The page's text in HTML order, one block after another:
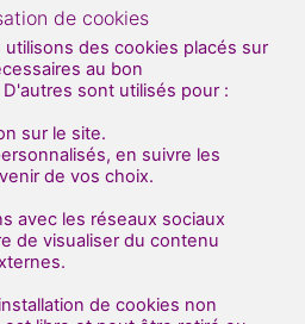
Contacts
04 92 52 27 56
07 81 70 70 71
de déménager au sud de Gap
BUT : bâtiment "Dart Plast" )
Artistique Impulse
gauche - 1er étage
2 route de Patac
de cookies
des cookies placés sur
au bon
sont utilisés pour :
sur le site.
en suivre les
de vos choix.
avec les réseaux sociaux
de visualiser du contenu
de cookies non